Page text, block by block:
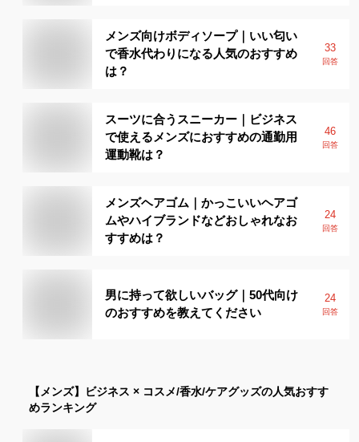
メンズ向けボディソープ｜いい匂い
で香水代わりになる人気のおすすめ
は？
33
回答
スーツに合うスニーカー｜ビジネス
で使えるメンズにおすすめの通勤用
運動靴は？
46
回答
メンズヘアゴム｜かっこいいヘアゴ
ムやハイブランドなどおしゃれなお
すすめは？
24
回答
男に持って欲しいバッグ｜50代向け
のおすすめを教えてください
24
回答
【メンズ】 ビジネス × コスメ/香水/ケアグッズの人気おすす
めランキング